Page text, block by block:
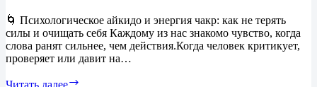
🌀 Психологическое айкидо и энергия чакр: как не терять
силы и очищать себя Каждому из нас знакомо чувство, когда
слова ранят сильнее, чем действия.Когда человек критикует,
проверяет или давит на…
Читать далее